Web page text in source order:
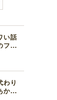
い話
ファ
わり
から